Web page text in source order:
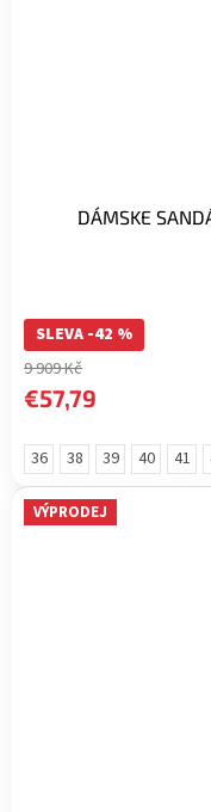
DÁMSKE
SLEVA -42 %
9 909 Kč
€57,79
36 38 39 40 41
VÝPRODEJ